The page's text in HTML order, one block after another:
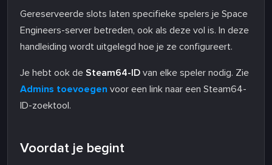
Gereserveerde slots laten specifieke spelers je Space
Engineers-server betreden, ook als deze vol is. In deze
handleiding wordt uitgelegd hoe je ze configureert.
Je hebt ook de Steam64-ID van elke speler nodig. Zie
Admins toevoegen voor een link naar een Steam64-
ID-zoektool.
Voordat je begint